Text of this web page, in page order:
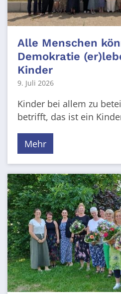
Alle Menschen
Demokratie
Kinder
9. Juli 2026
Kinder bei allem zu
betrifft, das ist ein
Mehr